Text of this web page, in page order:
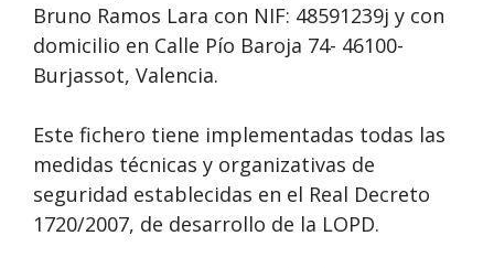
Bruno Ramos Lara con NIF: 48591239j y con
domicilio en Calle Pío Baroja 74- 46100-
Burjassot, Valencia.
Este fichero tiene implementadas todas las
medidas técnicas y organizativas de
seguridad establecidas en el Real Decreto
1720/2007, de desarrollo de la LOPD.